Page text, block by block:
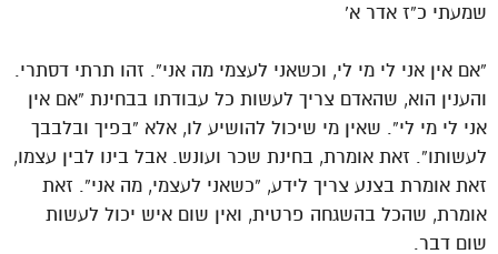
שמעתי כ”ז אדר א’
“אם אין אני לי מי לי, וכשאני לעצמי מה אני”. זהו תרתי דסתרי.
והענין הוא, שהאדם צריך לעשות כל עבודתו בבחינת “אם אין
אני לי מי לי”. שאין מי שיכול להושיע לו, אלא “בפיך ובלבבך
לעשותו”. זאת אומרת, בחינת שכר ועונש. אבל בינו לבין עצמו,
זאת אומרת בצנע צריך לידע, “כשאני לעצמי, מה אני”. זאת
אומרת, שהכל בהשגחה פרטית, ואין שום איש יכול לעשות
שום דבר.